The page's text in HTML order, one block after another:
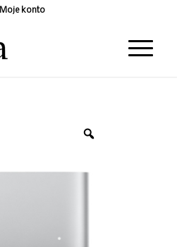
Moje konto